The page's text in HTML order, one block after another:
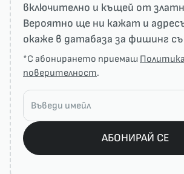
включително и къщей от
Вероятно ще ни кажат и
окаже в датабаза за фишинг
*С абонирането приемаш
поверителност.
АБОНИРАЙ СЕ